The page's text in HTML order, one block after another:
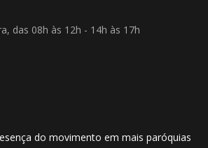
das 08h às 12h - 14h às 17h
do movimento em mais paróquias